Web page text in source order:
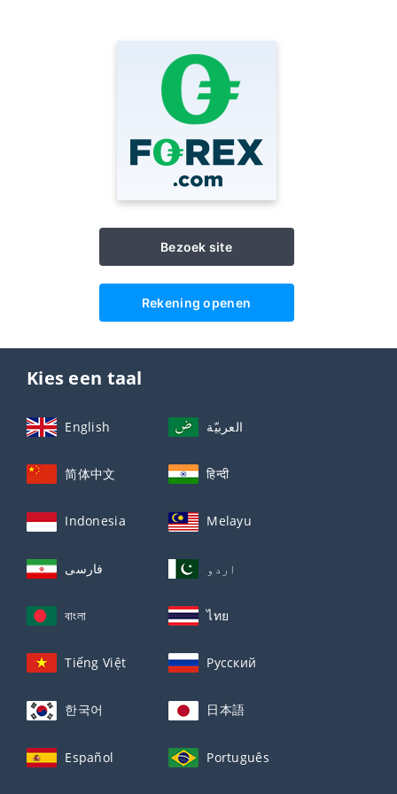
Bezoek site
Rekening openen
Kies een taal
English العربيّة
简体中文 हिन्दी
Indonesia Melayu
فارسی اردو
বাংলা ไทย
Tiếng Việt Русский
한국어 日本語
Español Português